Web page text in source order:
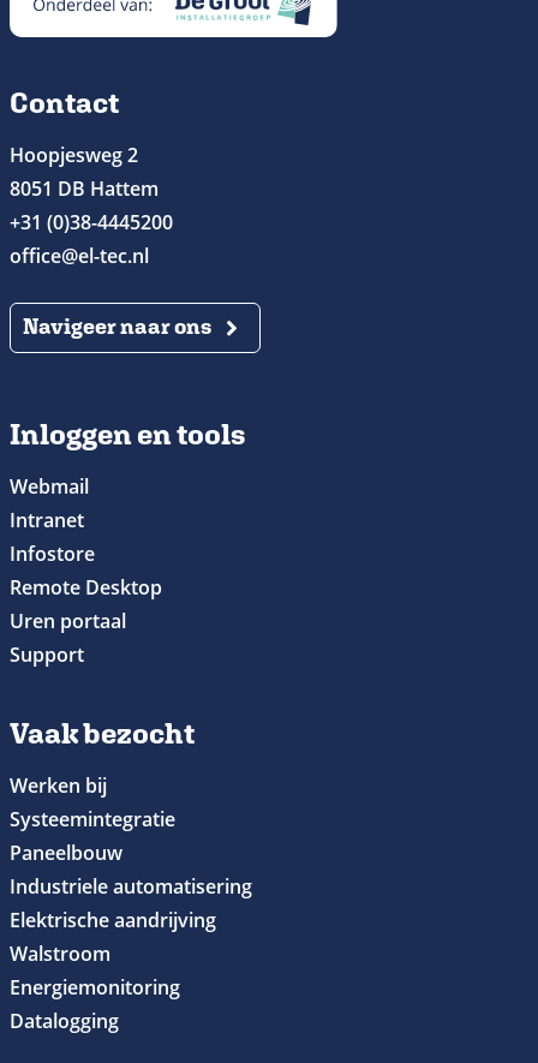
Contact
Hoopjesweg 2
8051 DB Hattem
+31 (0)38-4445200
office@el-tec.nl
Navigeer naar ons
Inloggen en tools
Webmail
Intranet
Infostore
Remote Desktop
Uren portaal
Support
Vaak bezocht
Werken bij
Systeemintegratie
Paneelbouw
Industriele automatisering
Elektrische aandrijving
Walstroom
Energiemonitoring
Datalogging